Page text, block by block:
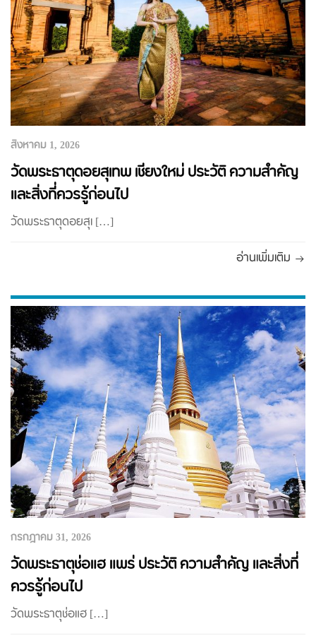
สิงหาคม 1, 2026
วัดพระธาตุดอยสุเทพ เชียงใหม่ ประวัติ ความสำคัญ
และสิ่งที่ควรรู้ก่อนไป
วัดพระธาตุดอยสุเ […]
อ่านเพิ่มเติม
กรกฎาคม 31, 2026
วัดพระธาตุช่อแฮ แพร่ ประวัติ ความสำคัญ และสิ่งที่
ควรรู้ก่อนไป
วัดพระธาตุช่อแฮ […]